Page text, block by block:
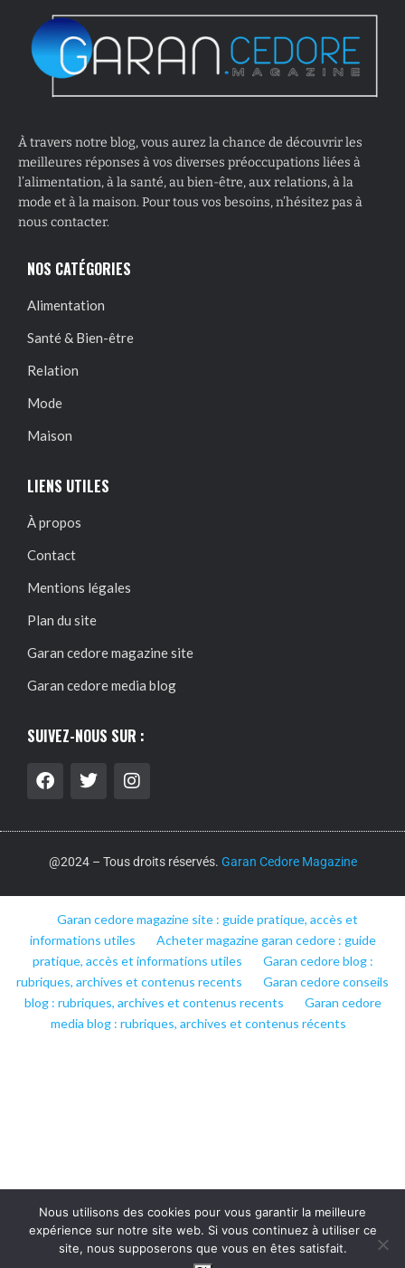
À travers notre blog, vous aurez la chance de découvrir les
meilleures réponses à vos diverses préoccupations liées à
l’alimentation, à la santé, au bien-être, aux relations, à la
mode et à la maison. Pour tous vos besoins, n’hésitez pas à
nous contacter.
NOS CATÉGORIES
Alimentation
Santé & Bien-être
Relation
Mode
Maison
LIENS UTILES
À propos
Contact
Mentions légales
Plan du site
Garan cedore magazine site
Garan cedore media blog
SUIVEZ-NOUS SUR :
@2024 – Tous droits réservés. Garan Cedore Magazine
Garan cedore magazine site : guide pratique, accès et
informations utiles
Acheter magazine garan cedore : guide
pratique, accès et informations utiles
Garan cedore blog :
rubriques, archives et contenus recents
Garan cedore conseils
blog : rubriques, archives et contenus recents
Garan cedore
media blog : rubriques, archives et contenus récents
Nous utilisons des cookies pour vous garantir la meilleure
expérience sur notre site web. Si vous continuez à utiliser ce
site, nous supposerons que vous en êtes satisfait.